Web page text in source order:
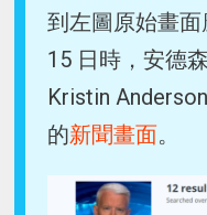
到左圖原始畫面
15 日時，安德
Kristin
的新聞畫面。